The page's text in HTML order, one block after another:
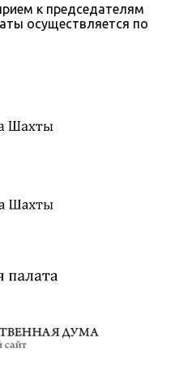
к председателям
осуществляется по